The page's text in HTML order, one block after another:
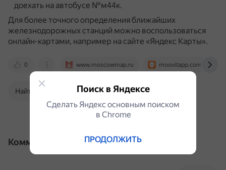
доехать на автобусе №м44к.
Для более точного определения ближайших
железнодорожных станций можно воспользоваться
онлайн-картами, например на сайте «Яндекс Карты».
0 www.moscowmap.ru moovitapp.com
Найти в Поиске
Комментарии
Поиск в Яндексе
Сделать Яндекс основным поиском
в Сhrome
ПРОДОЛЖИТЬ